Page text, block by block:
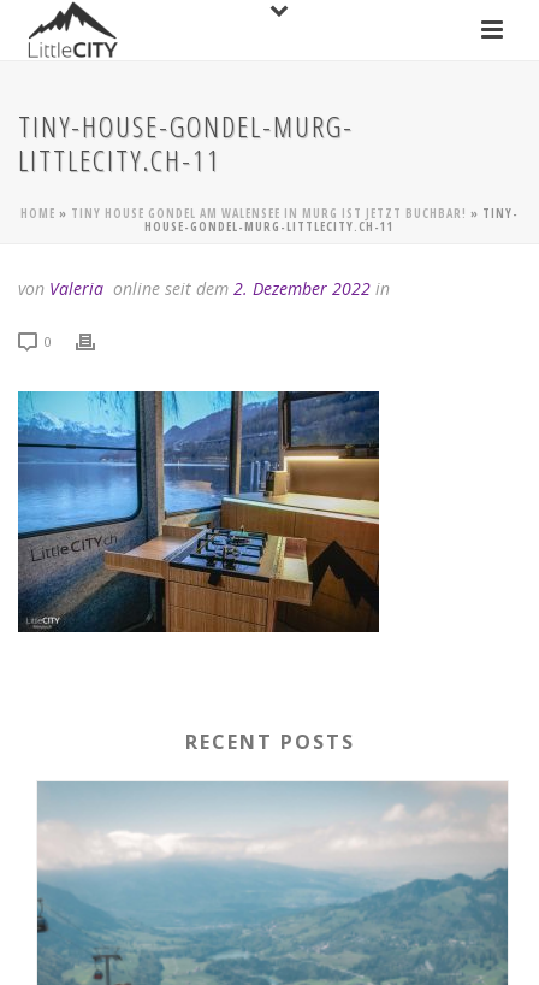
TINY-HOUSE-GONDEL-MURG-
LITTLECITY.CH-11
HOME » TINY HOUSE GONDEL AM WALENSEE IN MURG IST JETZT BUCHBAR! » TINY-
HOUSE-GONDEL-MURG-LITTLECITY.CH-11
von Valeria online seit dem 2. Dezember 2022 in
0
RECENT POSTS